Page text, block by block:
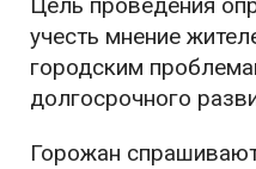
учесть мнение
городским
долгосрочного
Горожан